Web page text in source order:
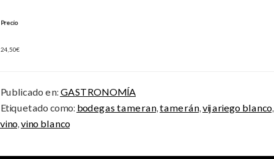
Precio
24,50€
Publicado en: GASTRONOMÍA
Etiquetado como: bodegas tameran, tamerán, vijariego blanco,
vino, vino blanco